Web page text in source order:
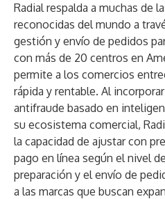
Radial respalda a muchas de
reconocidas del mundo a
gestión y envío de pedidos
con más de 20 centros en
permite a los comercios
rápida y rentable. Al
antifraude basado en
su ecosistema comercial,
la capacidad de ajustar con
pago en línea según el nivel
preparación y el envío de
a las marcas que buscan